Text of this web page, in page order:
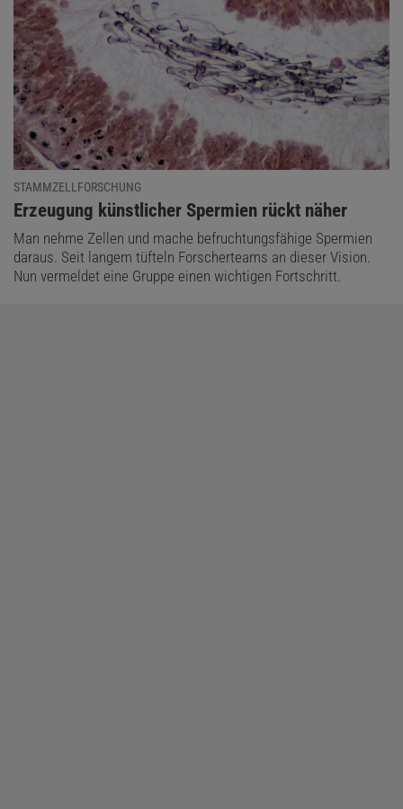
STAMMZELLFORSCHUNG
:
Erzeugung künstlicher Spermien rückt näher
Man nehme Zellen und mache befruchtungsfähige Spermien
daraus. Seit langem tüfteln Forscherteams an dieser Vision.
Nun vermeldet eine Gruppe einen wichtigen Fortschritt.